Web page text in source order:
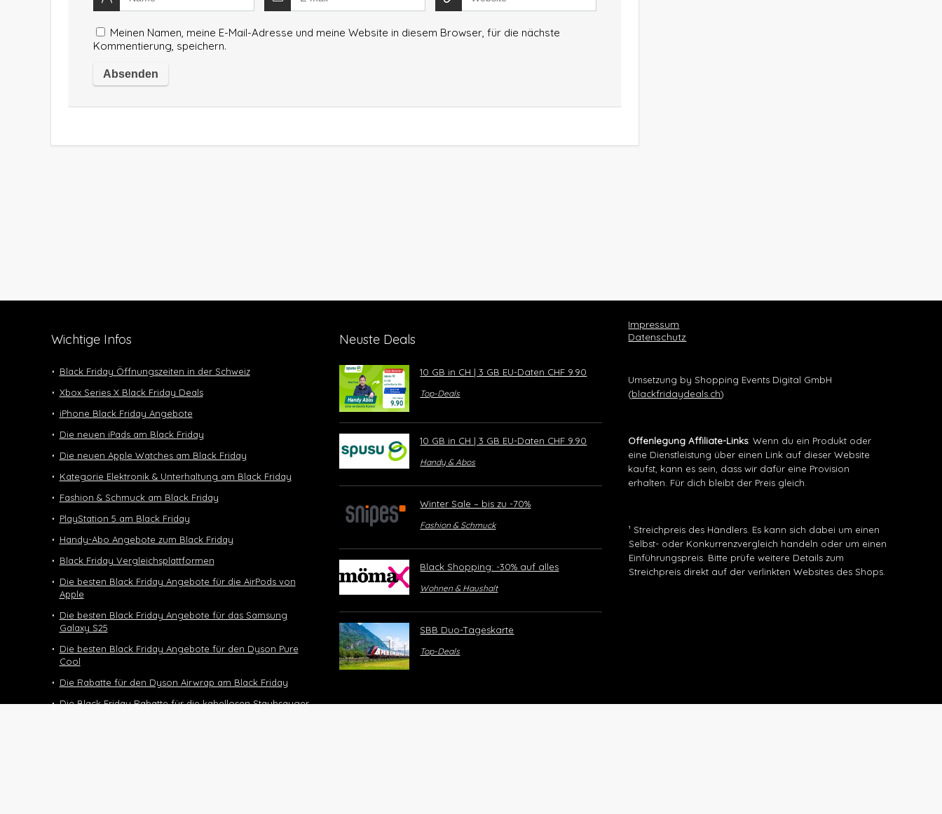
Meinen Namen, meine E-Mail-Adresse und meine Website in diesem Browser, für die nächste
Kommentierung, speichern.
Wichtige Infos
Black Friday Öffnungszeiten in der Schweiz
Xbox Series X Black Friday Deals
iPhone Black Friday Angebote
Die neuen iPads am Black Friday
Die neuen Apple Watches am Black Friday
Kategorie Elektronik & Unterhaltung am Black Friday
Fashion & Schmuck am Black Friday
PlayStation 5 am Black Friday
Handy-Abo Angebote zum Black Friday
Black Friday Vergleichsplattformen
Die besten Black Friday Angebote für die AirPods von
Apple
Die besten Black Friday Angebote für das Samsung
Galaxy S25
Die besten Black Friday Angebote für den Dyson Pure
Cool
Die Rabatte für den Dyson Airwrap am Black Friday
Die Black Friday Rabatte für die kabellosen Staubsauger
Neuste Deals
10 GB in CH | 3 GB EU-Daten CHF 9.90
Top-Deals
10 GB in CH | 3 GB EU-Daten CHF 9.90
Handy & Abos
Winter Sale – bis zu -70%
Fashion & Schmuck
Black Shopping: -30% auf alles
Wohnen & Haushalt
SBB Duo-Tageskarte
Top-Deals
Impressum
Datenschutz
Umsetzung by Shopping Events Digital GmbH
(blackfridaydeals.ch)
Offenlegung Affiliate-Links: Wenn du ein Produkt oder
eine Dienstleistung über einen Link auf dieser Website
kaufst, kann es sein, dass wir dafür eine Provision
erhalten. Für dich bleibt der Preis gleich.
¹ Streichpreis des Händlers. Es kann sich dabei um einen
Selbst- oder Konkurrenzvergleich handeln oder um einen
Einführungspreis. Bitte prüfe weitere Details zum
Streichpreis direkt auf der verlinkten Websites des Shops.